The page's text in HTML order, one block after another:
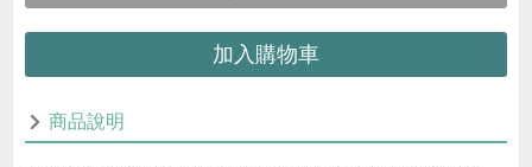
加入購物車
商品說明